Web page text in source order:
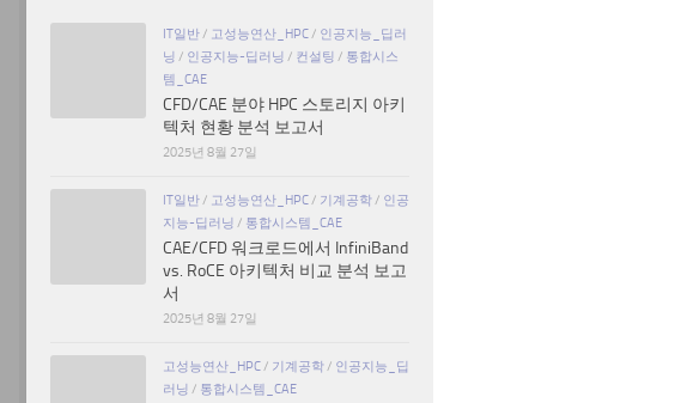
IT일반/ 고성능연산_HPC/ 인공지능_딥러
닝 / 인공지능-딥러닝 / 컨설팅 / 통합시스
템_CAE
CFD/CAE 분야 HPC 스토리지 아키
텍처 현황 분석 보고서
2025년 8월 27일
IT일반/ 고성능연산_HPC/ 기계공학/ 인공
지능-딥러닝 / 통합시스템_CAE
CAE/CFD 워크로드에서 InfiniBand
vs. RoCE 아키텍처 비교 분석 보고
서
2025년 8월 27일
고성능연산_HPC/ 기계공학/ 인공지능_딥
러닝 / 통합시스템_CAE